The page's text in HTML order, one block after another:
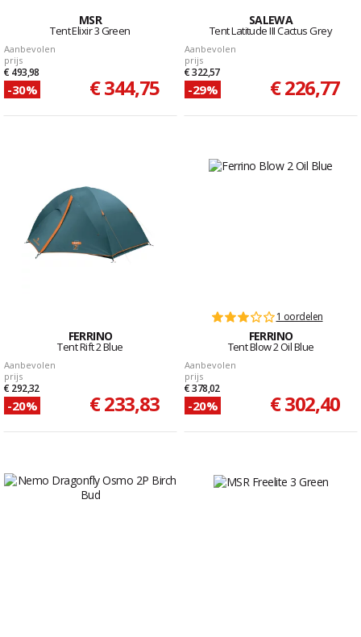
MSR
Tent Elixir 3 Green
Aanbevolen
prijs
€ 493,98
-30% € 344,75
SALEWA
Tent Latitude III Cactus Grey
Aanbevolen
prijs
€ 322,57
-29% € 226,77
FERRINO
Tent Rift 2 Blue
Aanbevolen
prijs
€ 292,32
-20% € 233,83
1 oordelen
FERRINO
Tent Blow 2 Oil Blue
Aanbevolen
prijs
€ 378,02
-20% € 302,40